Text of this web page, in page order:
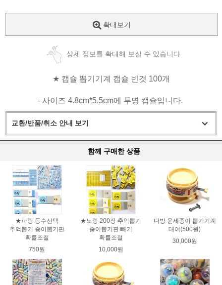
확대보기
상세 정보를 확대해 보실 수 있습니다
★ 캡슐 뽑기기계 캡슐 빈것 100개
- 사이즈 4.8cm*5.5cm에 투명 캡슐입니다.
교환/반품/취소 안내 보기
함께 구매한 상품
★파랑 등수선택
추억뽑기 종이뽑기판
확률조절
750원
★노랑 200장 추억뽑기
종이뽑기판 빼기
확률조절
10,000원
다방 운세종이 뽑기기계
대여(500원)
30,000원